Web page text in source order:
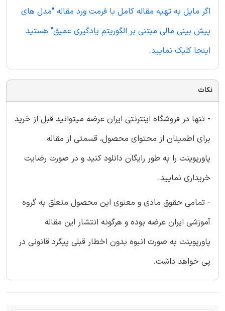
اگر مایل به تهیه مقاله کامل با فرمت ورد مقاله "مدل های
پیش بینی مالی مبتنی بر الگوریتم یادگیری عمیق" هستید
اینجا کلیک نمایید.
نکات
- تنها در فروشگاه اینترنتی ایران عرضه میتوانید قبل از خرید
برای اطمینان از محتوای محصول، قسمتی از مقاله
پاورپوینت را به طور رایگان دانلود کنید و در صورت رضایت
خریداری نمایید.
- تمامی حقوق مادی و معنوی این محصول متعلق به گروه
آموزشی ایران عرضه بوده و هرگونه انتشار این مقاله
پاورپوینت به صورت انبوه بدون اخطار قبلی پیگرد قانونی در
پی خواهد داشت.